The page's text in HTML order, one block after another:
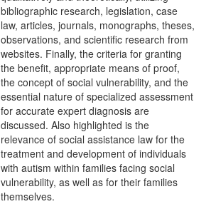
bibliographic research, legislation, case
law, articles, journals, monographs, theses,
observations, and scientific research from
websites. Finally, the criteria for granting
the benefit, appropriate means of proof,
the concept of social vulnerability, and the
essential nature of specialized assessment
for accurate expert diagnosis are
discussed. Also highlighted is the
relevance of social assistance law for the
treatment and development of individuals
with autism within families facing social
vulnerability, as well as for their families
themselves.